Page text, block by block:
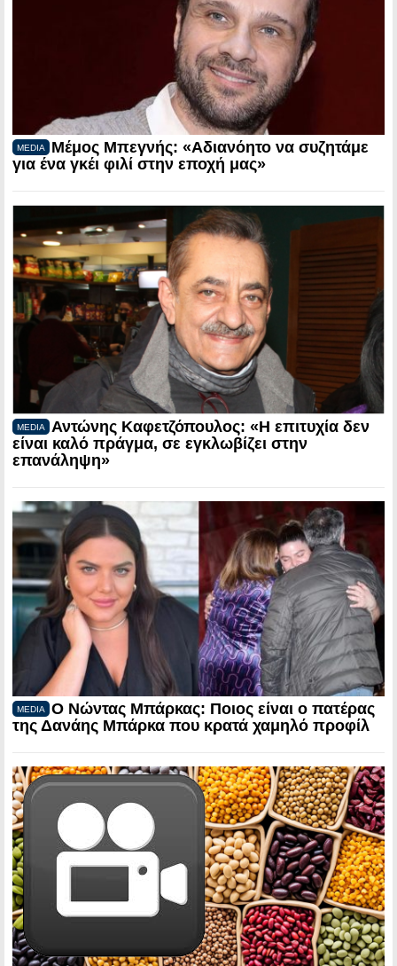
MEDIA
Μέμος Μπεγνής: «Αδιανόητο να συζητάμε
για ένα γκέι φιλί στην εποχή μας»
MEDIA
Αντώνης Καφετζόπουλος: «Η επιτυχία δεν
είναι καλό πράγμα, σε εγκλωβίζει στην
επανάληψη»
MEDIA
Ο Νώντας Μπάρκας: Ποιος είναι ο πατέρας
της Δανάης Μπάρκα που κρατά χαμηλό προφίλ